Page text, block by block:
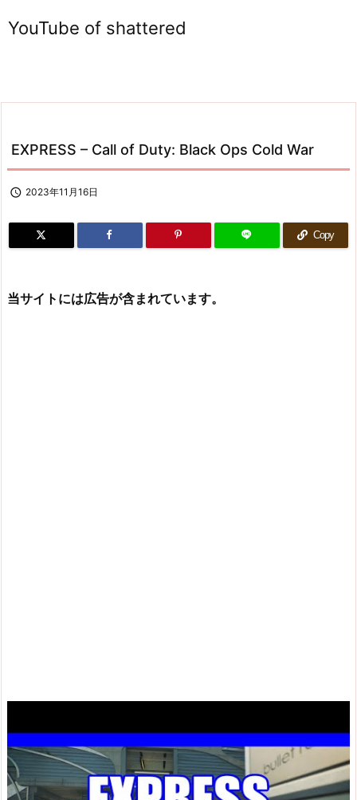
YouTube of shattered
EXPRESS – Call of Duty: Black Ops Cold War
 2023年11月16日
Copy
当サイトには広告が含まれています。